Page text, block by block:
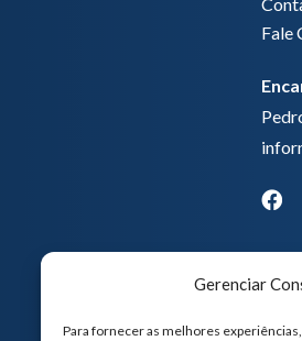
Gerenciar
Para fornecer as melhores
Fale